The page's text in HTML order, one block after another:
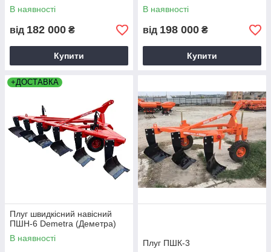
В наявності
від 182 000 ₴
Купити
В наявності
від 198 000 ₴
Купити
+ДОСТАВКА
Плуг швидкісний навісний
ПШН-6 Demetra (Деметра)
В наявності
Плуг ПШК-3